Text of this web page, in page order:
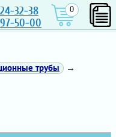
32-38
50-00
0
трубы
→